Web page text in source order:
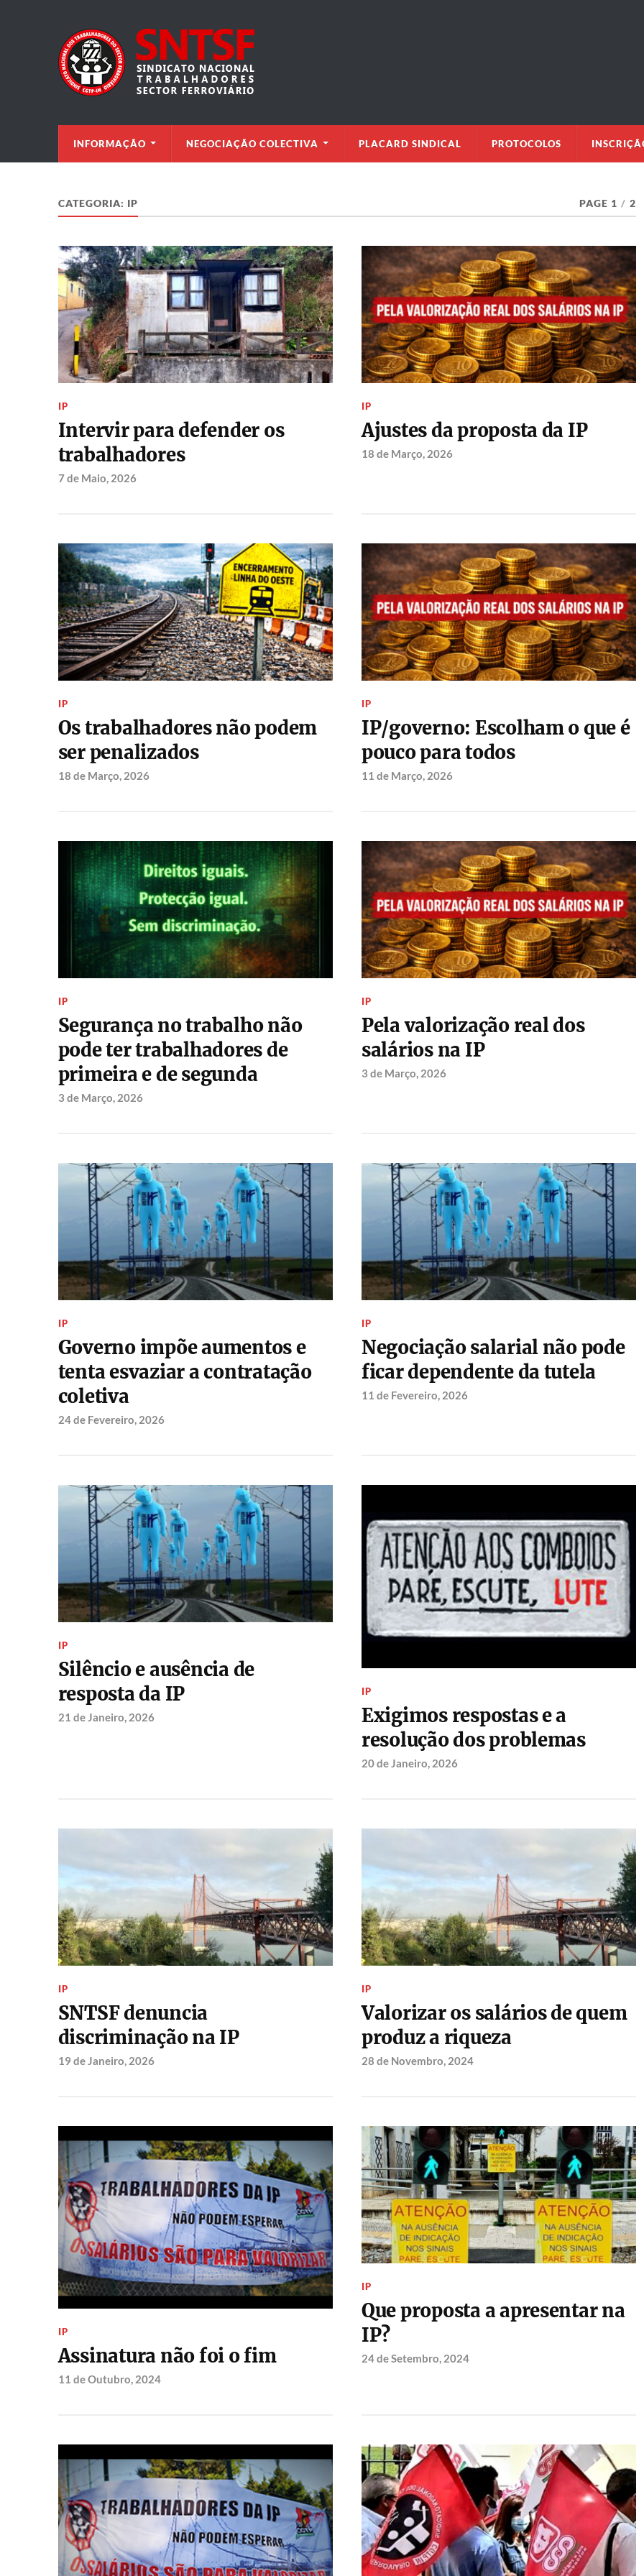
INFORMAÇÃO NEGOCIAÇÃO COLECTIVA PLACARD SINDICAL PROTOCOLOS
CATEGORIA: IP PAGE 1 / 2
IP
Intervir para defender os
trabalhadores
7 de Maio, 2026
IP
Ajustes da proposta da IP
18 de Março, 2026
IP
Os trabalhadores não podem
ser penalizados
18 de Março, 2026
IP
IP/governo: Escolham o que é
pouco para todos
11 de Março, 2026
IP
Segurança no trabalho não
pode ter trabalhadores de
primeira e de segunda
3 de Março, 2026
IP
Pela valorização real dos
salários na IP
3 de Março, 2026
IP
Governo impõe aumentos e
tenta esvaziar a contratação
coletiva
24 de Fevereiro, 2026
IP
Negociação salarial não pode
ficar dependente da tutela
11 de Fevereiro, 2026
IP
Silêncio e ausência de
resposta da IP
21 de Janeiro, 2026
IP
Exigimos respostas e a
resolução dos problemas
20 de Janeiro, 2026
IP
SNTSF denuncia
discriminação na IP
19 de Janeiro, 2026
IP
Valorizar os salários de quem
produz a riqueza
28 de Novembro, 2024
IP
Assinatura não foi o fim
11 de Outubro, 2024
IP
Que proposta a apresentar na
IP?
24 de Setembro, 2024